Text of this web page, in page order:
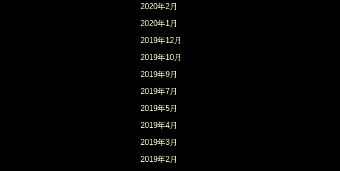
2020年2月
2020年1月
2019年12月
2019年10月
2019年9月
2019年7月
2019年5月
2019年4月
2019年3月
2019年2月